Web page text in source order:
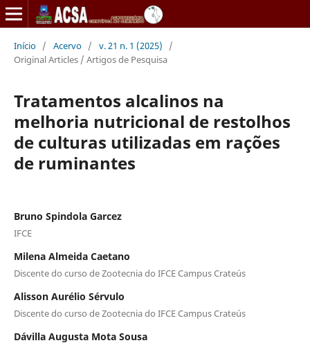
Início / Acervo / v. 21 n. 1 (2025)
/
Original Articles / Artigos de Pesquisa
Tratamentos alcalinos na
melhoria nutricional de restolhos
de culturas utilizadas em rações
de ruminantes
Bruno Spindola Garcez
IFCE
Milena Almeida Caetano
Discente do curso de Zootecnia do IFCE Campus Crateús
Alisson Aurélio Sérvulo
Discente do curso de Zootecnia do IFCE Campus Crateús
Dávilla Augusta Mota Sousa